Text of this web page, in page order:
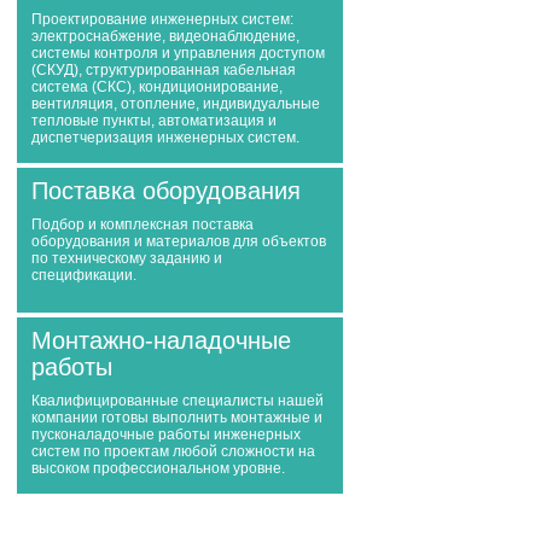
Проектирование инженерных систем:
электроснабжение, видеонаблюдение,
системы контроля и управления доступом
(СКУД), структурированная кабельная
система (СКС), кондиционирование,
вентиляция, отопление, индивидуальные
тепловые пункты, автоматизация и
диспетчеризация инженерных систем.
Поставка оборудования
Подбор и комплексная поставка
оборудования и материалов для объектов
по техническому заданию и
спецификации.
Монтажно-наладочные
работы
Квалифицированные специалисты нашей
компании готовы выполнить монтажные и
пусконаладочные работы инженерных
систем по проектам любой сложности на
высоком профессиональном уровне.